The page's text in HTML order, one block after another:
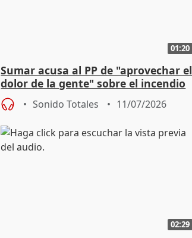
01:20
Sumar acusa al PP de "aprovechar el
dolor de la gente" sobre el incendio
de Almería
Sonido Totales 11/07/2026
02:29